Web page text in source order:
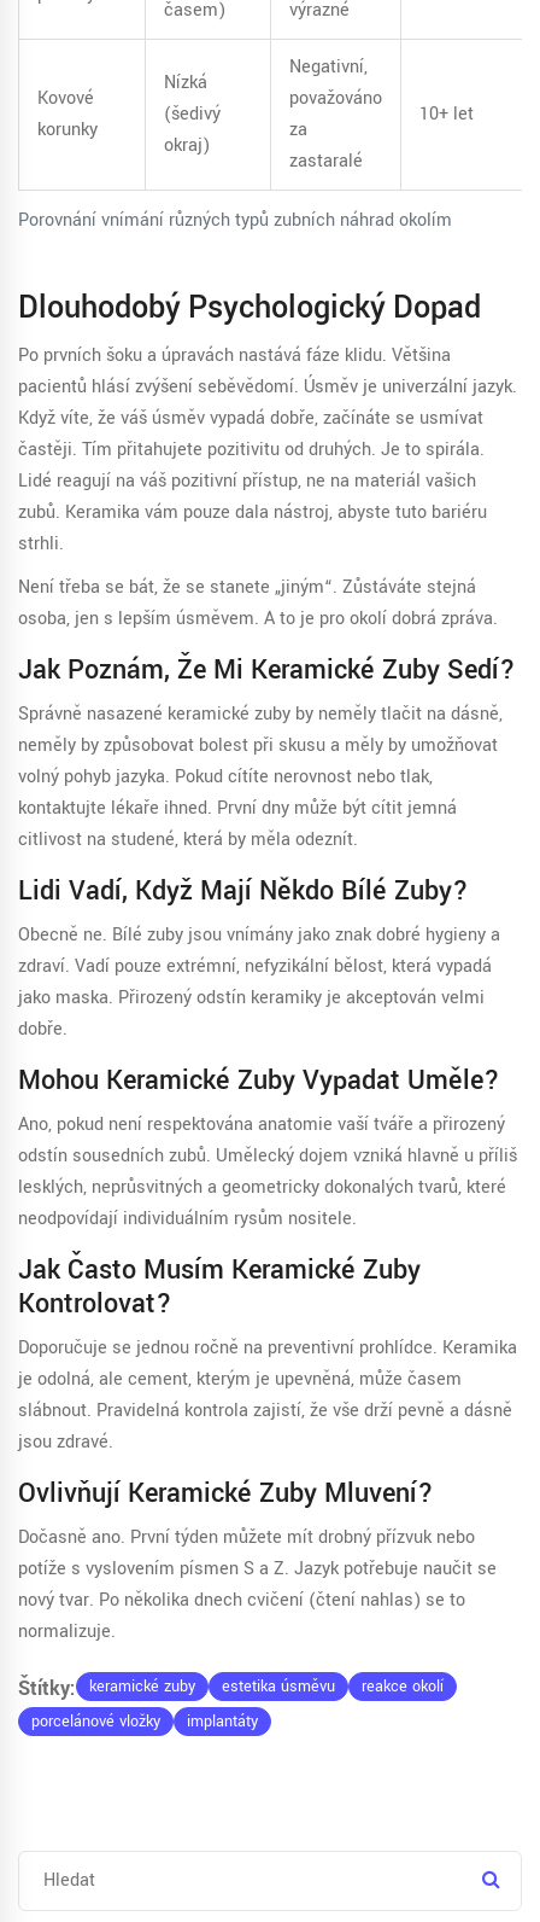
Porovnání vnímání různých typů zubních náhrad okolím
časem) výrazné
Kovové
korunky
Nízká
(šedivý
okraj)
Negativní,
považováno
za
zastaralé
10+ let
Dlouhodobý Psychologický Dopad
Po prvních šoku a úpravách nastává fáze klidu. Většina
pacientů hlásí zvýšení seběvědomí. Úsměv je univerzální jazyk.
Když víte, že váš úsměv vypadá dobře, začínáte se usmívat
častěji. Tím přitahujete pozitivitu od druhých. Je to spirála.
Lidé reagují na váš pozitivní přístup, ne na materiál vašich
zubů. Keramika vám pouze dala nástroj, abyste tuto bariéru
strhli.
Není třeba se bát, že se stanete „jiným“. Zůstáváte stejná
osoba, jen s lepším úsměvem. A to je pro okolí dobrá zpráva.
Jak Poznám, Že Mi Keramické Zuby Sedí?
Správně nasazené keramické zuby by neměly tlačit na dásně,
neměly by způsobovat bolest při skusu a měly by umožňovat
volný pohyb jazyka. Pokud cítíte nerovnost nebo tlak,
kontaktujte lékaře ihned. První dny může být cítit jemná
citlivost na studené, která by měla odeznít.
Lidi Vadí, Když Mají Někdo Bílé Zuby?
Obecně ne. Bílé zuby jsou vnímány jako znak dobré hygieny a
zdraví. Vadí pouze extrémní, nefyzikální bělost, která vypadá
jako maska. Přirozený odstín keramiky je akceptován velmi
dobře.
Mohou Keramické Zuby Vypadat Uměle?
Ano, pokud není respektována anatomie vaší tváře a přirozený
odstín sousedních zubů. Umělecký dojem vzniká hlavně u příliš
lesklých, neprůsvitných a geometricky dokonalých tvarů, které
neodpovídají individuálním rysům nositele.
Jak Často Musím Keramické Zuby
Kontrolovat?
Doporučuje se jednou ročně na preventivní prohlídce. Keramika
je odolná, ale cement, kterým je upevněná, může časem
slábnout. Pravidelná kontrola zajistí, že vše drží pevně a dásně
jsou zdravé.
Ovlivňují Keramické Zuby Mluvení?
Dočasně ano. První týden můžete mít drobný přízvuk nebo
potíže s vyslovením písmen S a Z. Jazyk potřebuje naučit se
nový tvar. Po několika dnech cvičení (čtení nahlas) se to
normalizuje.
Štítky: keramické zuby estetika úsměvu
reakce okolí
porcelánové vložky
implantáty